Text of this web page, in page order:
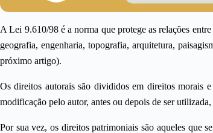
A Lei 9.610/98 é a norma que protege as relações
geografia, engenharia, topografia, arquitetura,
próximo artigo).
Os direitos autorais são divididos em direitos morais
modificação pelo autor, antes ou depois de ser
Por sua vez, os direitos patrimoniais são aqueles que